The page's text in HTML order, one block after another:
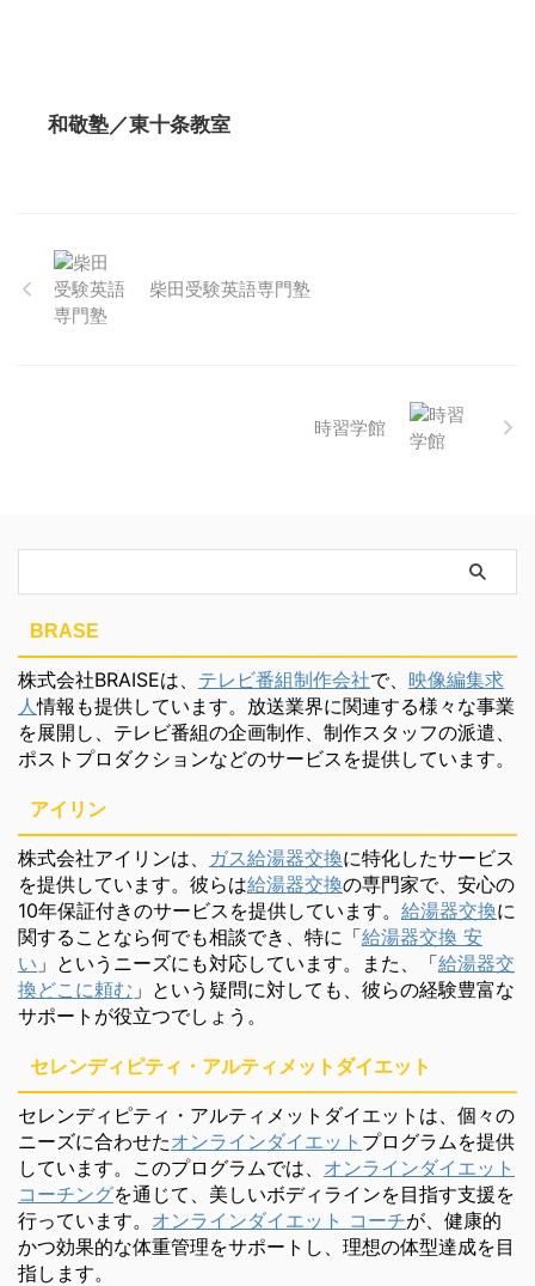
和敬塾／東十条教室
柴田受験英語専門塾
時習学館
BRASE
株式会社BRAISEは、 テレビ番組制作会社で、 映像編集求
人情報も提供しています。放送業界に関連する様々な事業
を展開し、テレビ番組の企画制作、制作スタッフの派遣、
ポストプロダクションなどのサービスを提供しています。
アイリン
株式会社アイリンは、 ガス給湯器交換に特化したサービス
を提供しています。彼らは給湯器交換の専門家で、安心の
10年保証付きのサービスを提供しています。 給湯器交換に
関することなら何でも相談でき、特に「給湯器交換 安
い 」というニーズにも対応しています。また、「給湯器交
換どこに頼む 」という疑問に対しても、彼らの経験豊富な
サポートが役立つでしょう。
セレンディピティ・アルティメットダイエット
セレンディピティ・アルティメットダイエットは、個々の
ニーズに合わせたオンラインダイエット プログラムを提供
しています。このプログラムでは、 オンラインダイエット
コーチングを通じて、美しいボディラインを目指す支援を
行っています。 オンラインダイエット コーチが、健康的
かつ効果的な体重管理をサポートし、理想の体型達成を目
指します。